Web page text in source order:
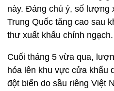
này. Đáng chú ý, số lượng
Trung Quốc tăng cao sau
thư xuất khẩu chính ngạch.
Cuối tháng 5 vừa qua,
hóa lên khu vực cửa khẩu
đột biến do sầu riêng Việt